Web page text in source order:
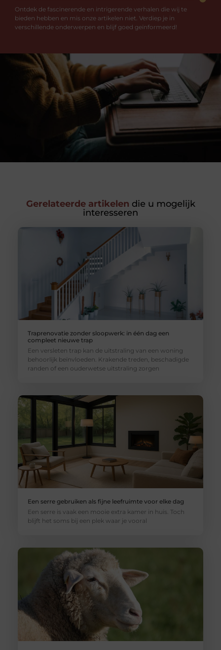
Ontdek de fascinerende en intrigerende verhalen die wij te
bieden hebben en mis onze artikelen niet. Verdiep je in
verschillende onderwerpen en blijf goed geïnformeerd!
Gerelateerde artikelen die u mogelijk
interesseren
Traprenovatie zonder sloopwerk: in één dag een
compleet nieuwe trap
Een versleten trap kan de uitstraling van een woning
behoorlijk beïnvloeden. Krakende treden, beschadigde
randen of een ouderwetse uitstraling zorgen
Een serre gebruiken als fijne leefruimte voor elke dag
Een serre is vaak een mooie extra kamer in huis. Toch
blijft het soms bij een plek waar je vooral